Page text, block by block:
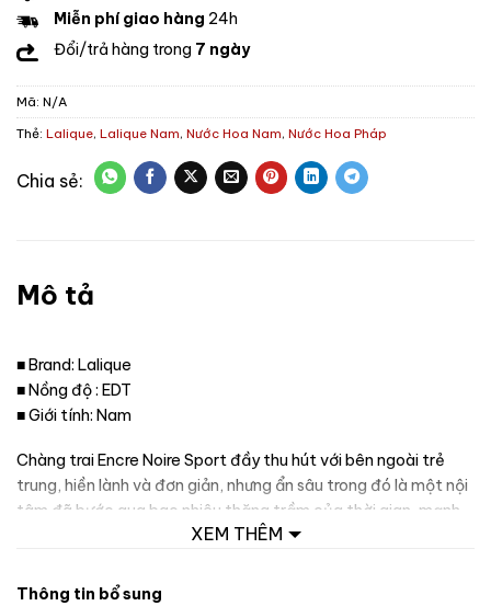
Miễn phí giao hàng 24h
Đổi/trả hàng trong 7 ngày
Mã: N/A
Thẻ: Lalique, Lalique Nam, Nước Hoa Nam, Nước Hoa Pháp
Mô tả
■ Brand: Lalique
■ Nồng độ : EDT
■ Giới tính: Nam
Chàng trai Encre Noire Sport đầy thu hút với bên ngoài trẻ
trung, hiền lành và đơn giản, nhưng ẩn sâu trong đó là một nội
tâm đã bước qua bao nhiêu thăng trầm của thời gian, mạnh
mẽ, lạnh lùng đầy hấp dẫn.XEM THÊM
Thông tin bổ sung